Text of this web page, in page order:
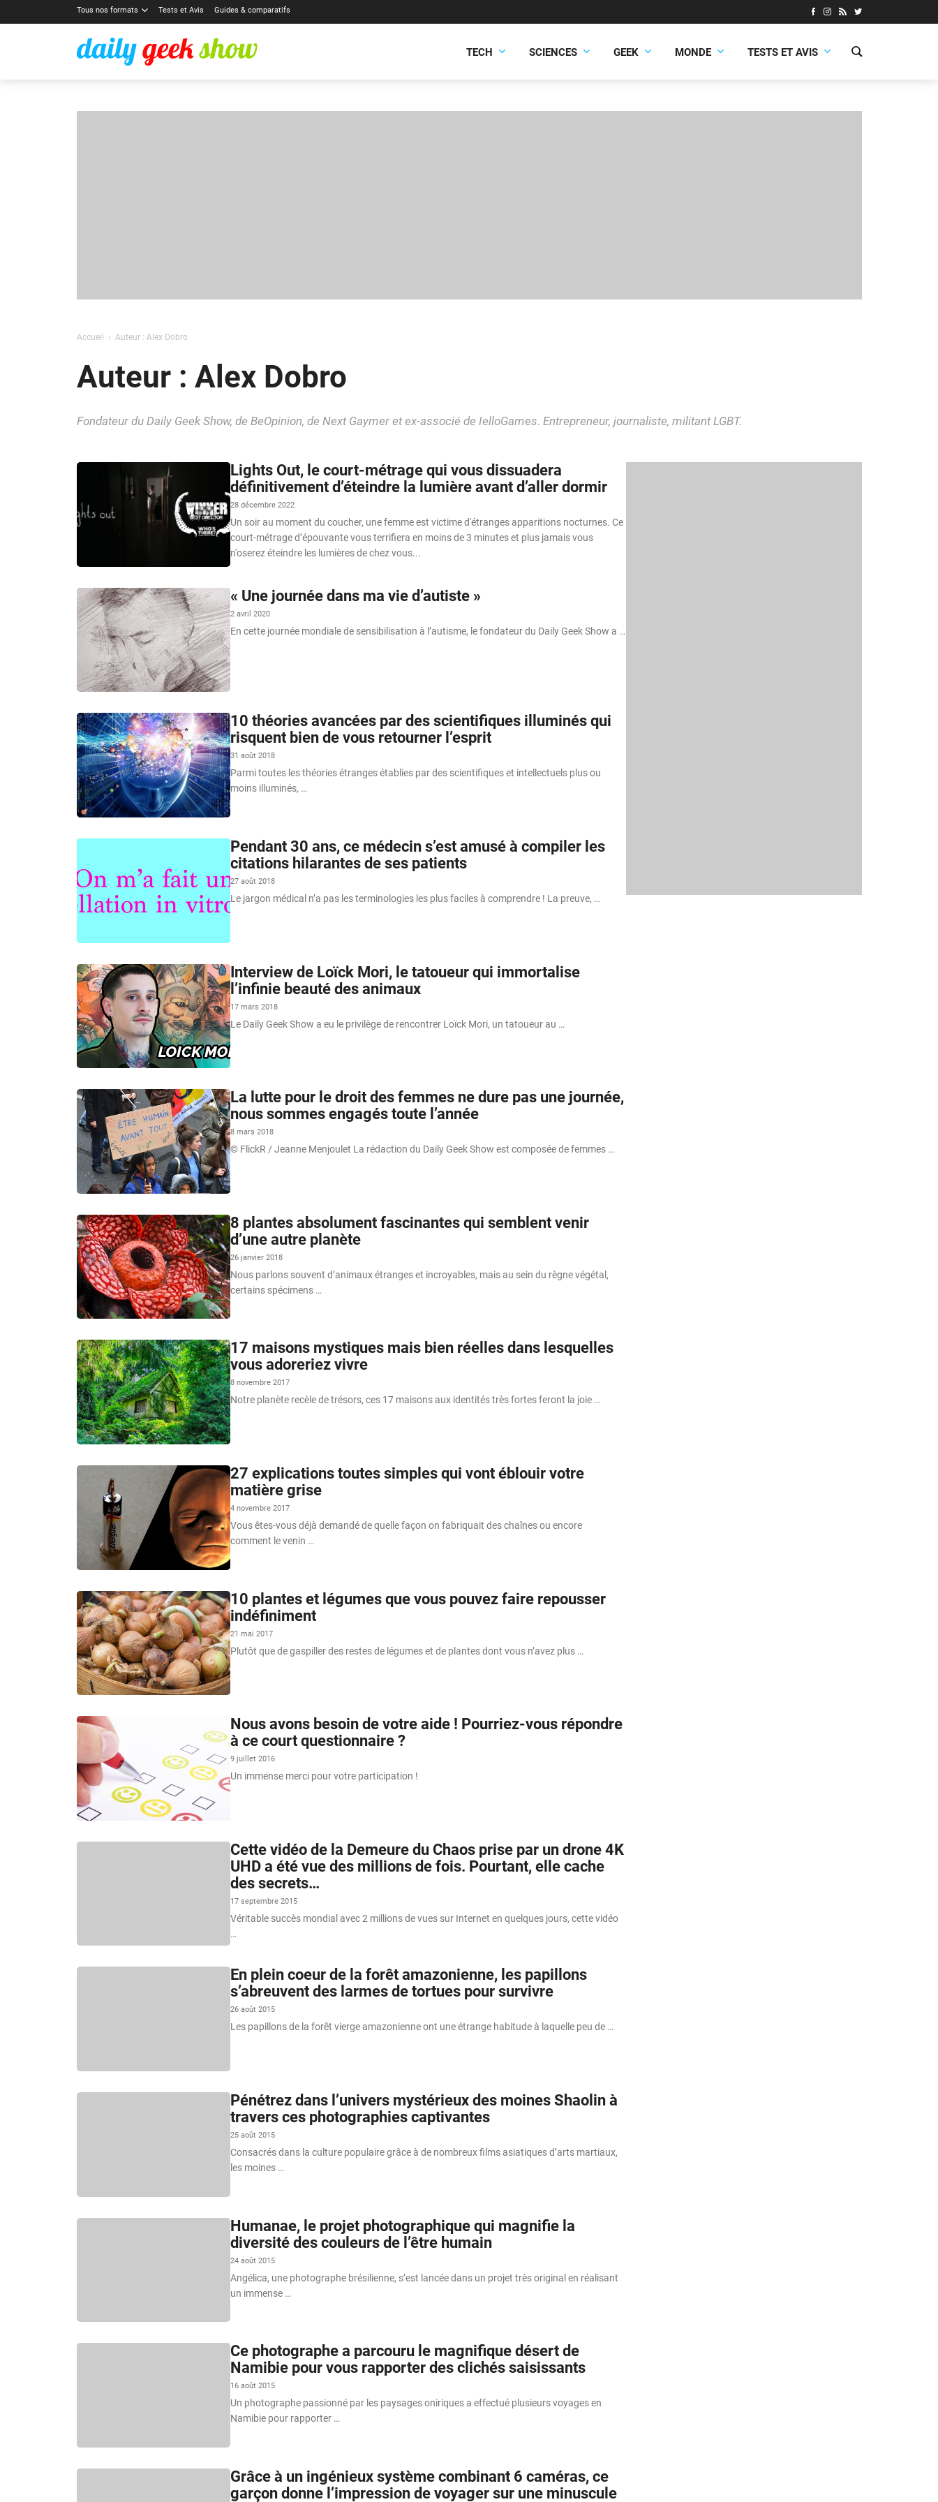
Tous nos formats Tests et Avis Guides & comparatifs
TECH SCIENCES GEEK MONDE TESTS ET AVIS
Accueil Auteur : Alex Dobro
Auteur : Alex Dobro
Fondateur du Daily Geek Show, de BeOpinion, de Next Gaymer et ex-associé de IelloGames. Entrepreneur, journaliste, militant LGBT.
Lights Out, le court-métrage qui vous dissuadera
définitivement d’éteindre la lumière avant d’aller dormir
28 décembre 2022
Un soir au moment du coucher, une femme est victime d'étranges apparitions nocturnes. Ce
court-métrage d’épouvante vous terrifiera en moins de 3 minutes et plus jamais vous
n'oserez éteindre les lumières de chez vous...
« Une journée dans ma vie d’autiste »
2 avril 2020
En cette journée mondiale de sensibilisation à l’autisme, le fondateur du Daily Geek Show a …
10 théories avancées par des scientifiques illuminés qui
risquent bien de vous retourner l’esprit
31 août 2018
Parmi toutes les théories étranges établies par des scientifiques et intellectuels plus ou
moins illuminés, …
Pendant 30 ans, ce médecin s’est amusé à compiler les
citations hilarantes de ses patients
27 août 2018
Le jargon médical n’a pas les terminologies les plus faciles à comprendre ! La preuve, …
Interview de Loïck Mori, le tatoueur qui immortalise
l’infinie beauté des animaux
17 mars 2018
Le Daily Geek Show a eu le privilège de rencontrer Loïck Mori, un tatoueur au …
La lutte pour le droit des femmes ne dure pas une journée,
nous sommes engagés toute l’année
8 mars 2018
© FlickR / Jeanne Menjoulet La rédaction du Daily Geek Show est composée de femmes …
8 plantes absolument fascinantes qui semblent venir
d’une autre planète
26 janvier 2018
Nous parlons souvent d’animaux étranges et incroyables, mais au sein du règne végétal,
certains spécimens …
17 maisons mystiques mais bien réelles dans lesquelles
vous adoreriez vivre
8 novembre 2017
Notre planète recèle de trésors, ces 17 maisons aux identités très fortes feront la joie …
27 explications toutes simples qui vont éblouir votre
matière grise
4 novembre 2017
Vous êtes-vous déjà demandé de quelle façon on fabriquait des chaînes ou encore
comment le venin …
10 plantes et légumes que vous pouvez faire repousser
indéfiniment
21 mai 2017
Plutôt que de gaspiller des restes de légumes et de plantes dont vous n’avez plus …
Nous avons besoin de votre aide ! Pourriez-vous répondre
à ce court questionnaire ?
9 juillet 2016
Un immense merci pour votre participation !
Cette vidéo de la Demeure du Chaos prise par un drone 4K
UHD a été vue des millions de fois. Pourtant, elle cache
des secrets…
17 septembre 2015
Véritable succès mondial avec 2 millions de vues sur Internet en quelques jours, cette vidéo
…
En plein coeur de la forêt amazonienne, les papillons
s’abreuvent des larmes de tortues pour survivre
26 août 2015
Les papillons de la forêt vierge amazonienne ont une étrange habitude à laquelle peu de …
Pénétrez dans l’univers mystérieux des moines Shaolin à
travers ces photographies captivantes
25 août 2015
Consacrés dans la culture populaire grâce à de nombreux films asiatiques d’arts martiaux,
les moines …
Humanae, le projet photographique qui magnifie la
diversité des couleurs de l’être humain
24 août 2015
Angélica, une photographe brésilienne, s’est lancée dans un projet très original en réalisant
un immense …
Ce photographe a parcouru le magnifique désert de
Namibie pour vous rapporter des clichés saisissants
16 août 2015
Un photographe passionné par les paysages oniriques a effectué plusieurs voyages en
Namibie pour rapporter …
Grâce à un ingénieux système combinant 6 caméras, ce
garçon donne l’impression de voyager sur une minuscule